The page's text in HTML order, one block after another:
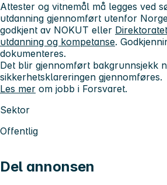
Attester og vitnemål må legges ved
utdanning gjennomført utenfor
godkjent av NOKUT eller
utdanning og kompetanse.
dokumenteres.
Det blir gjennomført bakgrunnsjekk
sikkerhetsklareringen gjennomføres.
Les mer om jobb i Forsvaret.
Sektor
Offentlig
Del annonsen